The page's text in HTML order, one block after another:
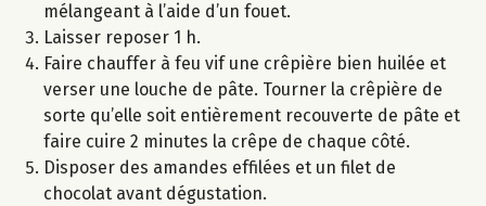
mélangeant à l’aide d’un fouet.
Laisser reposer 1 h.
Faire chauffer à feu vif une crêpière bien huilée et
verser une louche de pâte. Tourner la crêpière de
sorte qu’elle soit entièrement recouverte de pâte et
faire cuire 2 minutes la crêpe de chaque côté.
Disposer des amandes effilées et un filet de
chocolat avant dégustation.